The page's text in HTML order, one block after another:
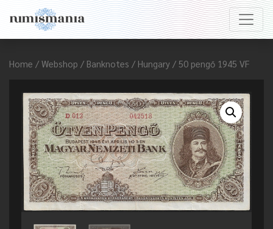
Home / Webshop / Banknotes / Hungary / 50 pengő 1945 VF